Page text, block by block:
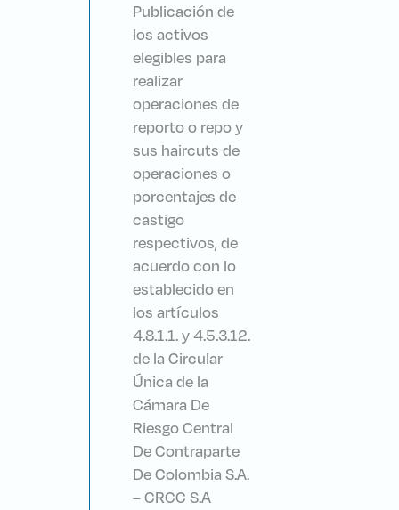
Publicación de
los activos
elegibles para
realizar
operaciones de
reporto o repo y
sus haircuts de
operaciones o
porcentajes de
castigo
respectivos, de
acuerdo con lo
establecido en
los artículos
4.8.1.1. y 4.5.3.12.
de la Circular
Única de la
Cámara De
Riesgo Central
De Contraparte
De Colombia S.A.
– CRCC S.A